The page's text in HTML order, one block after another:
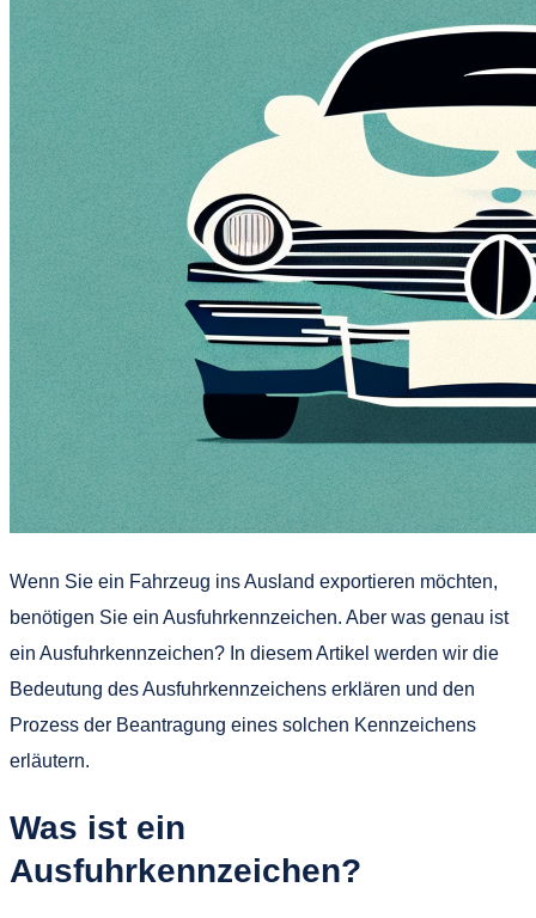
Wenn Sie ein Fahrzeug ins Ausland exportieren möchten,
benötigen Sie ein Ausfuhrkennzeichen. Aber was genau ist
ein Ausfuhrkennzeichen? In diesem Artikel werden wir die
Bedeutung des Ausfuhrkennzeichens erklären und den
Prozess der Beantragung eines solchen Kennzeichens
erläutern.
Was ist ein
Ausfuhrkennzeichen?